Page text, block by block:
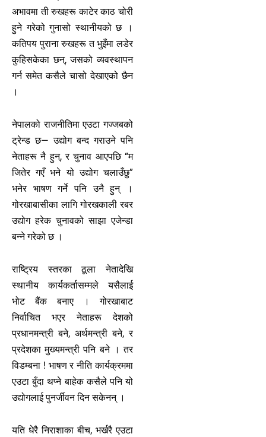
अभावमा ती रुखहरू काटेर काठ चोरी
हुने गरेको गुनासो स्थानीयको छ ।
कतिपय पुराना रुखहरू त भुइँमा लडेर
कुहिसकेका छन्, जसको व्यवस्थापन
गर्न समेत कसैले चासो देखाएको छैन
।
नेपालको राजनीतिमा एउटा गज्जबको
ट्रेन्ड छ— उद्योग बन्द गराउने पनि
नेताहरू नै हुन्, र चुनाव आएपछि “म
जितेर गएँ भने यो उद्योग चलाउँछु”
भनेर भाषण गर्ने पनि उनै हुन् ।
गोरखाबासीका लागि गोरखकाली रबर
उद्योग हरेक चुनावको साझा एजेन्डा
बन्ने गरेको छ ।
राष्ट्रिय स्तरका ठूला नेतादेखि
स्थानीय कार्यकर्तासम्मले यसैलाई
भोट बैंक बनाए । गोरखाबाट
निर्वाचित भएर नेताहरू देशको
प्रधानमन्त्री बने, अर्थमन्त्री बने, र
प्रदेशका मुख्यमन्त्री पनि बने । तर
विडम्बना ! भाषण र नीति कार्यक्रममा
एउटा बुँदा थप्ने बाहेक कसैले पनि यो
उद्योगलाई पुनर्जीवन दिन सकेनन् ।
यति धेरै निराशाका बीच, भर्खरै एउटा